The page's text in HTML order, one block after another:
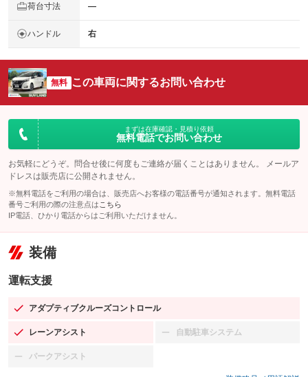
荷台寸法 ―
ハンドル 右
無料 この車両に関するお問い合わせ
まずは在庫確認・見積り依頼
無料電話でお問い合わせ
お気軽にどうぞ。問合せ後に何度もご連絡が届くことはありません。 メールア
ドレスは販売店に公開されません。
※無料電話をご利用の場合は、販売店へお客様の電話番号が通知されます。無料電話
番号ご利用の際の注意点は こちら
IP電話、ひかり電話からはご利用いただけません。
装備
運転支援
アダプティブクルーズコントロール
：装備あり
レーンアシスト
：装備あり 自動駐車システム
：装備なし
パークアシスト
：装備なし